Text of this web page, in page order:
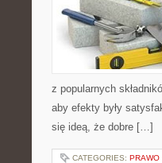
z popularnych
aby efekty były
się ideą, że dobre […]
CATEGORIES: PRAWO